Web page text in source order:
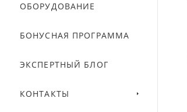
ОБОРУДОВАНИЕ
БОНУСНАЯ ПРОГРАММА
ЭКСПЕРТНЫЙ БЛОГ
КОНТАКТЫ